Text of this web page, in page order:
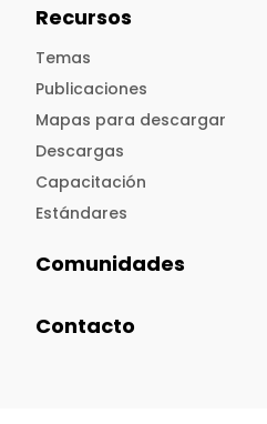
Recursos
Temas
Publicaciones
Mapas para descargar
Descargas
Capacitación
Estándares
Comunidades
Contacto